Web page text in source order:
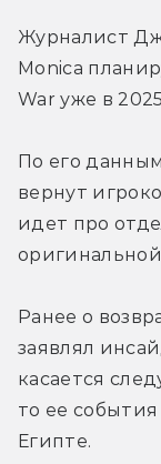
Журналист
Monica
War уже в
По его
вернут
идет про
Ранее о
заявлял
касается
то ее события
Египте.